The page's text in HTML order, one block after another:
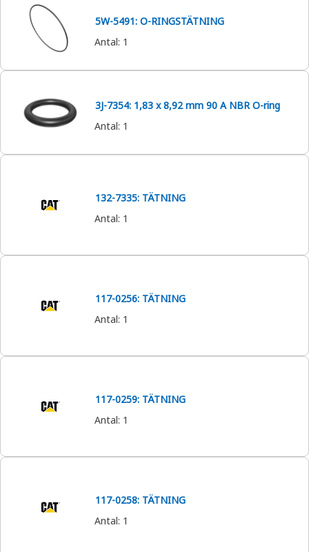
5W-5491: O-RINGSTÄTNING
Antal: 1
3J-7354: 1,83 x 8,92 mm 90 A NBR O-ring
Antal: 1
132-7335: TÄTNING
Antal: 1
117-0256: TÄTNING
Antal: 1
117-0259: TÄTNING
Antal: 1
117-0258: TÄTNING
Antal: 1